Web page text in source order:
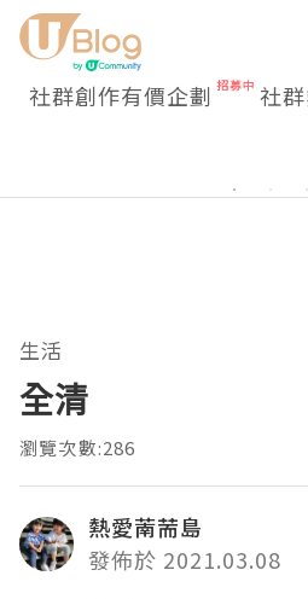
社群創作有價企劃 社
生活
全清
瀏覽次數:286
熱愛萳荋島
發佈於 2021.03.08